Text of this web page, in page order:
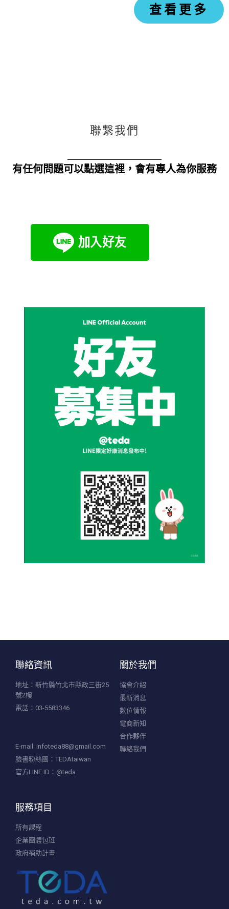
查看更多
聯繫我們
有任何問題可以點選這裡，會有專人為你服務
聯絡資訊
地址：新竹縣竹北市縣政三街25
號2樓
電話：03-5583346
E-mail: infoteda88@gmail.com
臉書粉絲團：TEDAtaiwan
官方LINE ID：@teda
關於我們
協會介紹
最新消息
數位情報
電商新知
合作夥伴
聯絡我們
服務項目
所有課程
企業團體包班
政府補助計畫